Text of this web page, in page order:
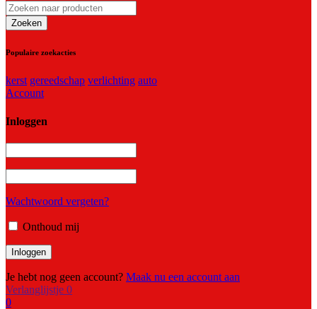
Populaire zoekacties
kerst gereedschap verlichting auto
Account
Inloggen
Wachtwoord vergeten?
Onthoud mij
Je hebt nog geen account? Maak nu een account aan
Verlanglijstje 0
0